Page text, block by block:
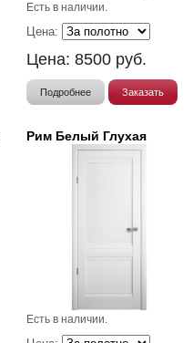
Есть в наличии.
Цена:
Цена: 8500 руб.
Подробнее Заказать
Рим Белый Глухая
Есть в наличии.